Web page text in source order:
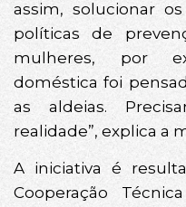
assim, solucionar
políticas de
mulheres, por
doméstica foi
as aldeias.
realidade”, explica a
A iniciativa é
Cooperação